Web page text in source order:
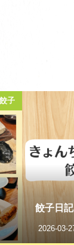
子
餃子日
2026-03-